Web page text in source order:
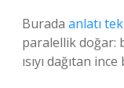
Burada anlatı
paralellik doğar:
ısıyı dağıtan